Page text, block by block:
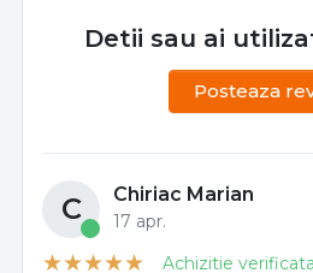
Detii sau ai
Posteaza
C Chiriac Marian
17 apr.
Achizitie verificata